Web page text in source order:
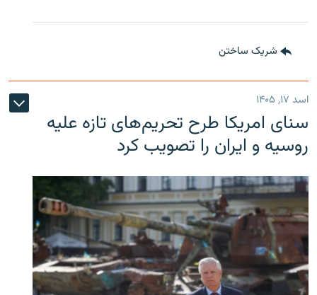
شریک ساختن
اسد ۱۷, ۱۴۰۵
سنای امریکا طرح تحریم‌های تازه علیه
روسیه و ایران را تصویب کرد